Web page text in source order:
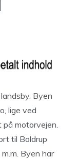
Byen
lige ved
motorvejen.
til Boldrup
Byen har